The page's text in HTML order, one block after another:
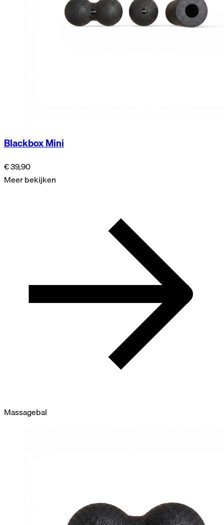
Blackbox Mini
€ 39,90
Meer bekijken
Massagebal